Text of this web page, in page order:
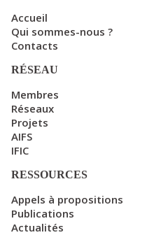
Accueil
Qui sommes-nous ?
Contacts
RÉSEAU
Membres
Réseaux
Projets
AIFS
IFIC
RESSOURCES
Appels à propositions
Publications
Actualités